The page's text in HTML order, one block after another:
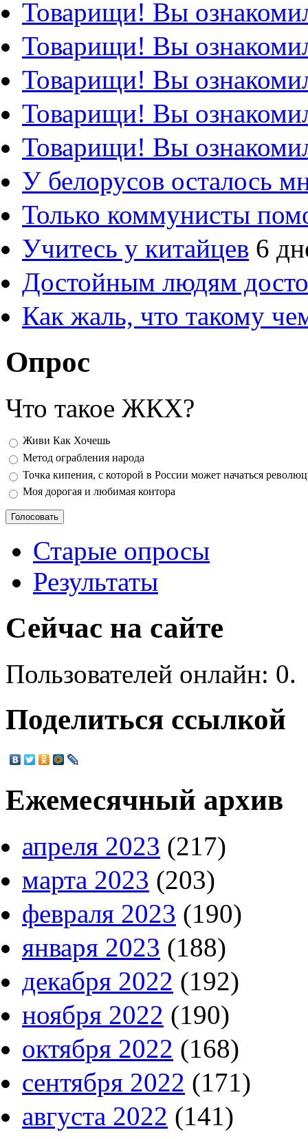
Товарищи! Вы
Товарищи! Вы
Товарищи! Вы
Товарищи! Вы
Товарищи! Вы
У белорусов осталось
Только коммунисты
Учитесь у китайцев 6
Достойным людям
Как жаль, что такому
Опрос
Что такое ЖКХ?
Варианты
Живи Как Хочешь
Метод ограбления народа
Точка кипения, с которой в России может начаться
Моя дорогая и любимая контора
Старые опросы
Результаты
Сейчас на сайте
Пользователей онлайн: 0.
Поделиться ссылкой
Ежемесячный архив
апреля 2023 (217)
марта 2023 (203)
февраля 2023 (190)
января 2023 (188)
декабря 2022 (192)
ноября 2022 (190)
октября 2022 (168)
сентября 2022 (171)
августа 2022 (141)